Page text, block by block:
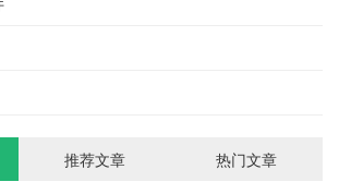
推荐文章 热门文章